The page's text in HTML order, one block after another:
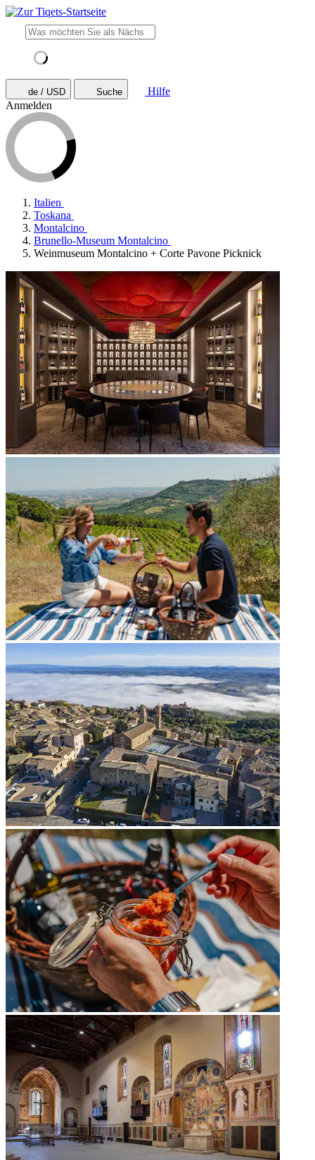
de / USD Suche
Hilfe
Anmelden
Italien
Toskana
Montalcino
Brunello-Museum Montalcino
Weinmuseum Montalcino + Corte Pavone Picknick